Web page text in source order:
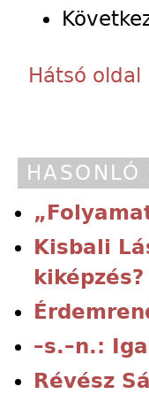
Hátsó oldal
HASONLÓ
Kisbali
kiképzés?
–s.–n.:
Révész